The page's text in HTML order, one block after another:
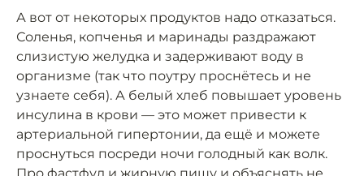
А вот от некоторых продуктов надо отказаться.
Соленья, копченья и маринады раздражают
слизистую желудка и задерживают воду в
организме (так что поутру проснётесь и не
узнаете себя). А белый хлеб повышает уровень
инсулина в крови — это может привести к
артериальной гипертонии, да ещё и можете
проснуться посреди ночи голодный как волк.